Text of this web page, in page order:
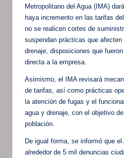
Metropolitano del Agua (IMA)
haya incremento en las tarifas
no se realicen cortes de
suspendan prácticas que
drenaje, disposiciones que
directa a la empresa.
Asimismo, el IMA revisará
de tarifas, así como prácticas
la atención de fugas y el
agua y drenaje, con el objetivo
población.
De igual forma, se informó que
alrededor de 5 mil denuncias